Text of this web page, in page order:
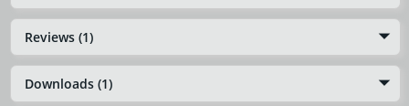
Reviews (1)
Downloads (1)